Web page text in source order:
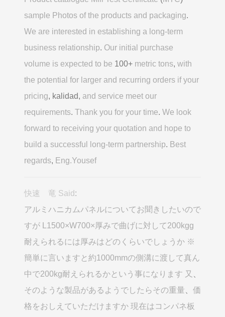
sample Photos of the products and packaging.
We are interested in establishing a long-term
business relationship. Our initial purchase
volume is expected to be 100+ metric tons, with
the potential for larger and recurring orders if your
pricing, kalidad, and service meet our
requirements. Thank you for your time. We look
forward to receiving your quotation and hope to
build a successful long-term partnership. Best
regards, Eng.Yousef
快速 竜 Said :
アルミハニカムパネルについてお聞きしたいので
すが L1500×W700×厚みで曲げに対して200kgg
耐えられるには厚みはどのくらいでしょうか ※
簡単に言いますと約1000mmの側溝に渡して真ん
中で200kg耐えられるかという事になります 又
そのような製品があるようでしたらその重量
価
格をおしえていただけますか 現在はコンパネ板